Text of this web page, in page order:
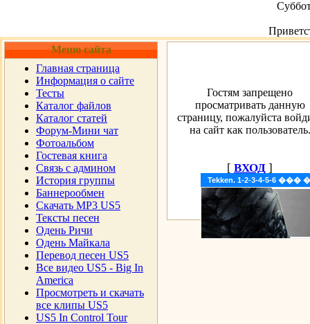
Меню сайта
Главная страница
Информация о сайте
Тесты
Каталог файлов
Каталог статей
Форум-Мини чат
Фотоальбом
Гостевая книга
Cвязь с админом
История группы
Баннерообмен
Скачать MP3 US5
Тексты песен
Одень Ричи
Одень Майкала
Перевод песен US5
Все видео US5 - Big In
America
Просмотреть и скачать
все клипы US5
US5 In Control Tour
Tekken. 1-2-3-4-5-6
Гостям запрещено
просматривать данную
страницу, пожалуйста
на сайт как пользователь.
[ ВХОД ]